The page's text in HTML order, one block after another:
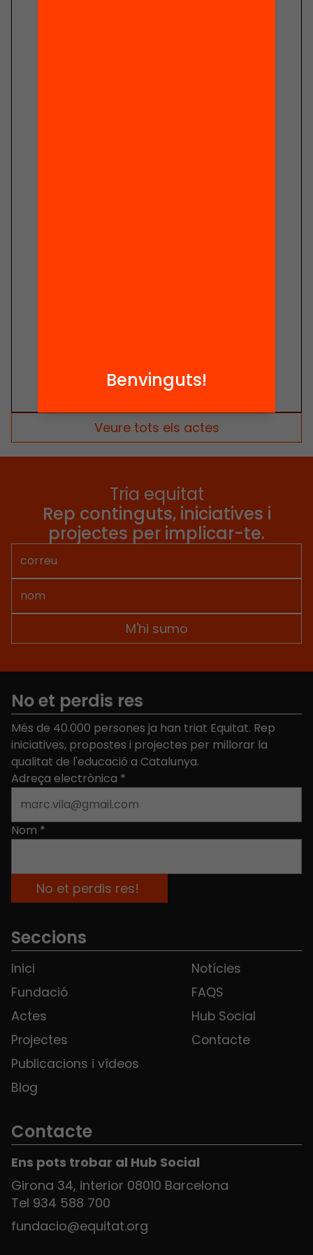
Veure tots els actes
Tria equitat
Rep continguts, iniciatives i
projectes per implicar-te.
No et perdis res
Més de 40.000 persones ja han triat Equitat. Rep
iniciatives, propostes i projectes per millorar la
qualitat de l'educació a Catalunya.
Adreça electrònica *
Nom *
Seccions
Inici
Fundació
Actes
Projectes
Publicacions i vídeos
Blog
Notícies
FAQS
Hub Social
Contacte
Contacte
Ens pots trobar al Hub Social
Girona 34, interior 08010 Barcelona
Tel 934 588 700
fundacio@equitat.org
Benvinguts!